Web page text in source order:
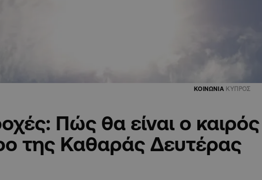
ΚΟΙΝΩΝΙΑ ΚΥΠΡΟΣ
Πώς θα είναι ο καιρός
της Καθαράς Δευτέρας